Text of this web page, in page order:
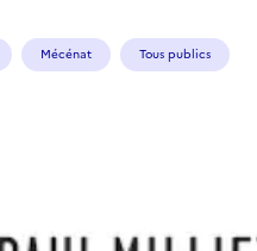
Mécénat Tous publics